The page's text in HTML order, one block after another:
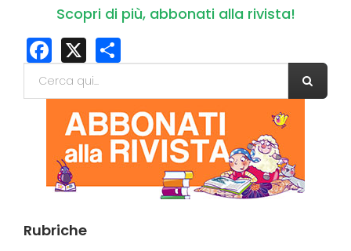
Scopri di più, abbonati alla rivista!
Facebook
X
Form di ricerca
Rubriche